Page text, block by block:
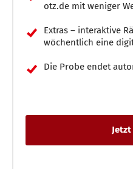
otz.de mit weniger
Extras – interaktive
wöchentlich eine
Die Probe endet